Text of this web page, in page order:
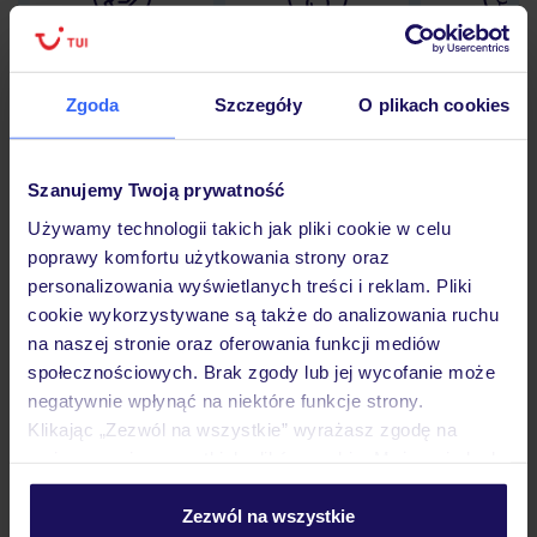
Zgoda Szczegóły O plikach cookies
Szanujemy Twoją prywatność
Używamy technologii takich jak pliki cookie w celu
poprawy komfortu użytkowania strony oraz
personalizowania wyświetlanych treści i reklam. Pliki
cookie wykorzystywane są także do analizowania ruchu
na naszej stronie oraz oferowania funkcji mediów
społecznościowych. Brak zgody lub jej wycofanie może
negatywnie wpłynąć na niektóre funkcje strony.
Klikając „Zezwól na wszystkie” wyrażasz zgodę na
personalizować swój wybór wchodząc w zakładkę
Zezwól na wszystkie
Lider niskich cen 30 lat w
Hotel
Pokoje
Wyżywienie
Atrakcje